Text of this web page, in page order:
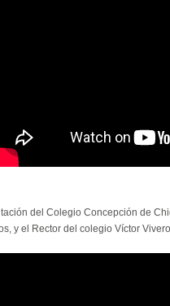
del Colegio Concepción de
y el Rector del colegio Víctor